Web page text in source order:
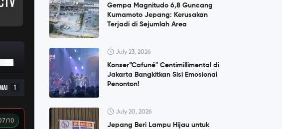
Gempa Magnitudo 6,8 Guncang
Kumamoto Jepang: Kerusakan
Terjadi di Sejumlah Area
July 23, 2026
Konser”Cafuné" Centimillimental di
Jakarta Bangkitkan Sisi Emosional
Penonton!
July 20, 2026
Jepang Beri Lampu Hijau untuk